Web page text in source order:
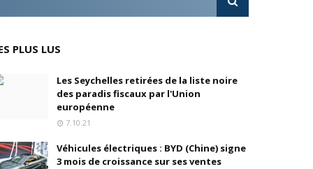
(Universal, Canal+) et de Banijay
PLUS LUS
Les Seychelles retirées de la liste noire
des paradis fiscaux par l'Union
européenne
7.10.21
Véhicules électriques : BYD (Chine) signe
3 mois de croissance sur ses ventes